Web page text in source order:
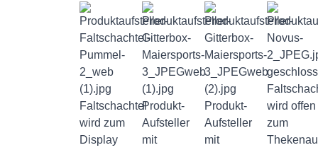
Faltschachtel
wird zum
Display
Produkt-
Aufsteller
mit
Produkt-
Aufsteller
mit
wird offen
zum